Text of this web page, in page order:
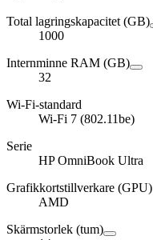
Total lagringskapacitet (GB)
1000
Internminne RAM (GB)
32
Wi-Fi-standard
Wi-Fi 7 (802.11be)
Serie
HP OmniBook Ultra
Grafikkortstillverkare (GPU)
AMD
Skärmstorlek (tum)